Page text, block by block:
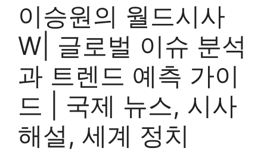
이승원의 월드시사
W| 글로벌 이슈 분석
과 트렌드 예측 가이
드 | 국제 뉴스, 시사
해설, 세계 정치